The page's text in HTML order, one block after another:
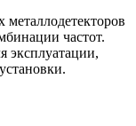
металлодетекторов
частот.
эксплуатации,